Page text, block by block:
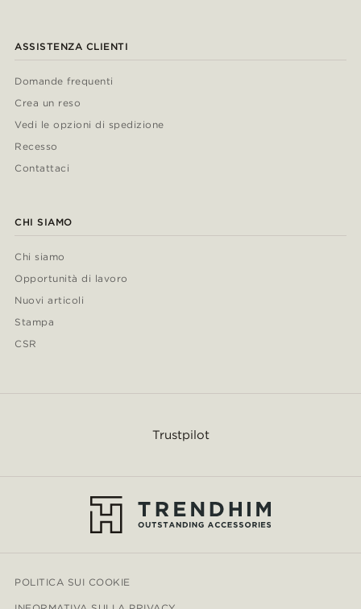
ASSISTENZA CLIENTI
Domande frequenti
Crea un reso
Vedi le opzioni di spedizione
Recesso
Contattaci
CHI SIAMO
Chi siamo
Opportunità di lavoro
Nuovi articoli
Stampa
CSR
Trustpilot
POLITICA SUI COOKIE